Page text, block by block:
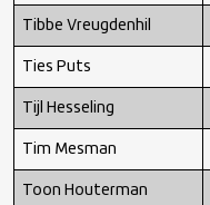
Tibbe Vreugdenhil
Ties Puts
Tijl Hesseling
Tim Mesman
Toon Houterman